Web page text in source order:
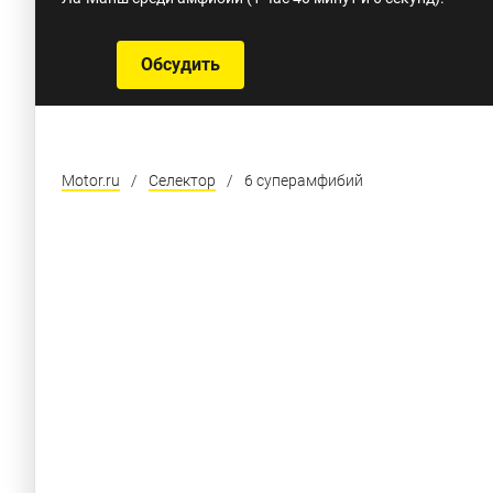
Обсудить
Motor.ru / Селектор / 6 суперамфибий